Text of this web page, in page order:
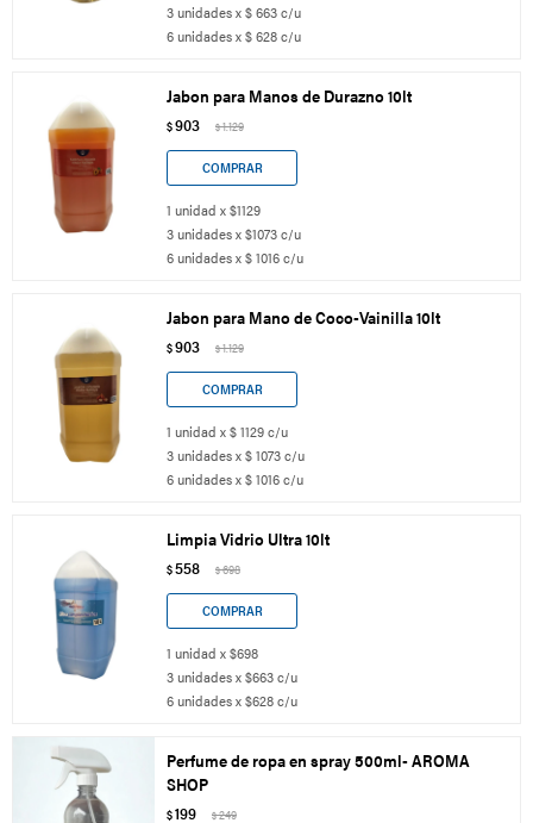
3 unidades x $ 663 c/u
6 unidades x $ 628 c/u
Jabon para Manos de Durazno 10lt
$903 $1.129
1 unidad x $1129
3 unidades x $1073 c/u
6 unidades x $ 1016 c/u
Jabon para Mano de Coco-Vainilla 10lt
$903 $1.129
1 unidad x $ 1129 c/u
3 unidades x $ 1073 c/u
6 unidades x $ 1016 c/u
Limpia Vidrio Ultra 10lt
$558 $698
1 unidad x $698
3 unidades x $663 c/u
6 unidades x $628 c/u
Perfume de ropa en spray 500ml- AROMA
SHOP
$199 $249